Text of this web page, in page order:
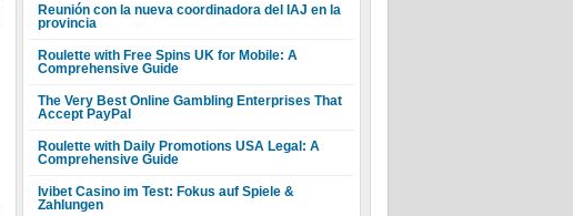
Reunión con la nueva coordinadora del IAJ en la
provincia
Roulette with Free Spins UK for Mobile: A
Comprehensive Guide
The Very Best Online Gambling Enterprises That
Accept PayPal
Roulette with Daily Promotions USA Legal: A
Comprehensive Guide
Ivibet Casino im Test: Fokus auf Spiele &
Zahlungen